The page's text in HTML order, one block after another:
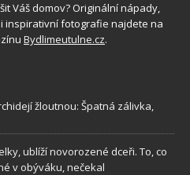
Váš domov? Originální nápady,
inspirativní fotografie najdete na
Bydlimeutulne.cz.
žloutnou: Špatná zálivka,
ublíží novorozené dceři. To, co
v obýváku, nečekal